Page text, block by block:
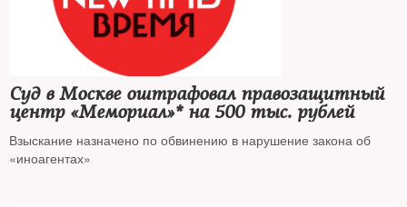
Суд в Москве оштрафовал правозащитный
центр «Мемориал»* на 500 тыс. рублей
Взыскание назначено по обвинению в нарушение закона об
«иноагентах»